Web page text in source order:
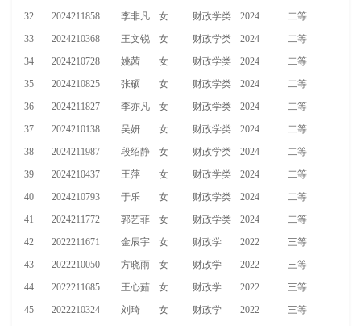
32
2024211858 李非凡 女 财政学类 2024
二等
33
2024210368 王文锐 女 财政学类 2024
二等
34
2024210728 姚茜 女 财政学类 2024
二等
35
2024210825 张硕 女 财政学类 2024
二等
36
2024211827 李亦凡 女 财政学类 2024
二等
37
2024210138 吴妍 女 财政学类 2024
二等
38
2024211987 段绍静 女 财政学类 2024
二等
39
2024210437 王萍 女 财政学类 2024
二等
40
2024210793 于乐 女 财政学类 2024
二等
41
2024211772 郭艺菲 女 财政学类 2024
二等
42
2022211671 金辰宇 女 财政学 2022
三等
43
2022210050 方晓雨 女 财政学 2022
三等
44
2022211685 王心茹 女 财政学 2022
三等
45
2022210324 刘琦 女 财政学 2022
三等